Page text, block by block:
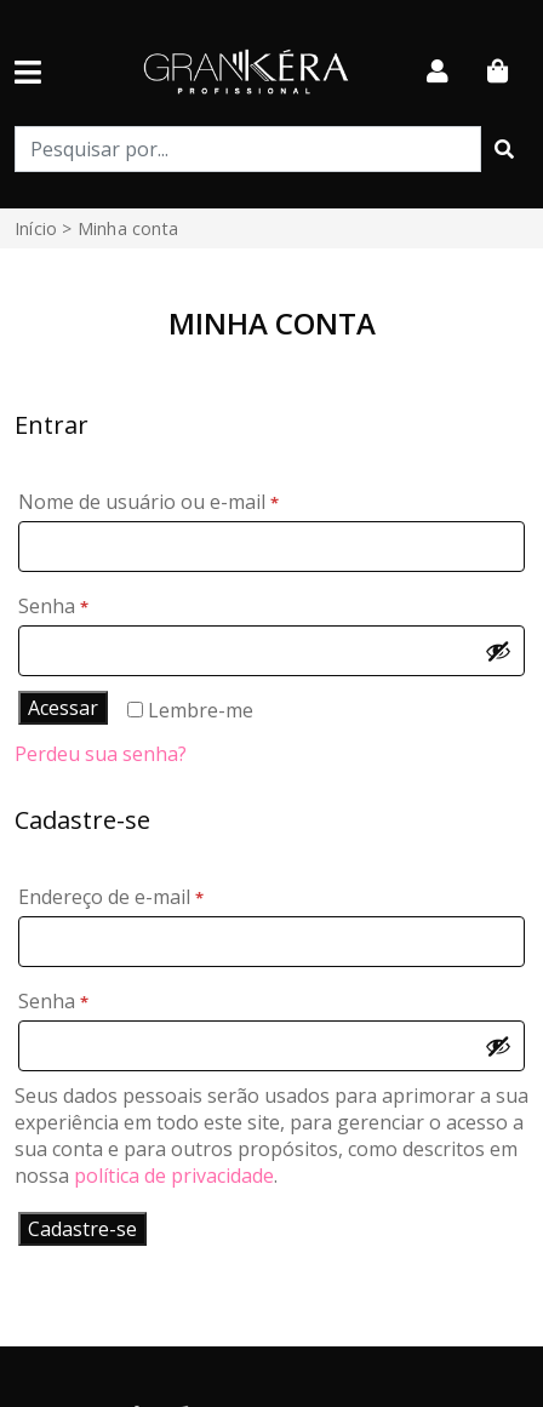
Início > Minha conta
MINHA CONTA
Entrar
Nome de usuário ou e-mail *Obrigatório
Senha *Obrigatório
Lembre-me
Acessar
Perdeu sua senha?
Cadastre-se
Endereço de e-mail *Obrigatório
Senha *Obrigatório
Seus dados pessoais serão usados para aprimorar a sua
experiência em todo este site, para gerenciar o acesso a
sua conta e para outros propósitos, como descritos em
nossa política de privacidade.
Cadastre-se